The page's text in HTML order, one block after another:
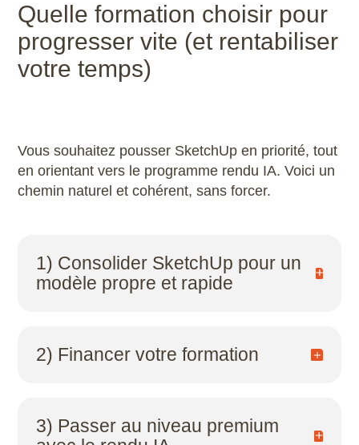
Quelle formation choisir pour
progresser vite (et rentabiliser
votre temps)
Vous souhaitez pousser SketchUp en priorité, tout
en orientant vers le programme rendu IA. Voici un
chemin naturel et cohérent, sans forcer.
1) Consolider SketchUp pour un
modèle propre et rapide
Modélisation
2) Financer votre formation
développement des compétences via votre
3) Passer au niveau premium